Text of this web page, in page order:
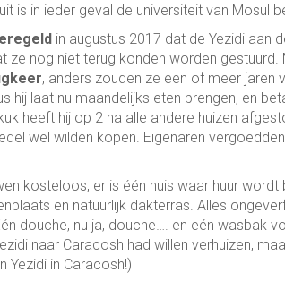
is in ieder geval de universiteit van Mosul
in augustus 2017 dat de Yezidi aan
ze nog niet terug konden worden gestuurd.
, anders zouden ze een of meer jaren
hij laat nu maandelijks eten brengen, en
heeft hij op 2 na alle andere huizen
wel wilden kopen. Eigenaren
kosteloos, er is één huis waar huur
en natuurlijk dakterras. Alles
douche, nu ja, douche…. en eén wasbak
naar Caracosh had willen verhuizen,
Yezidi in Caracosh!)